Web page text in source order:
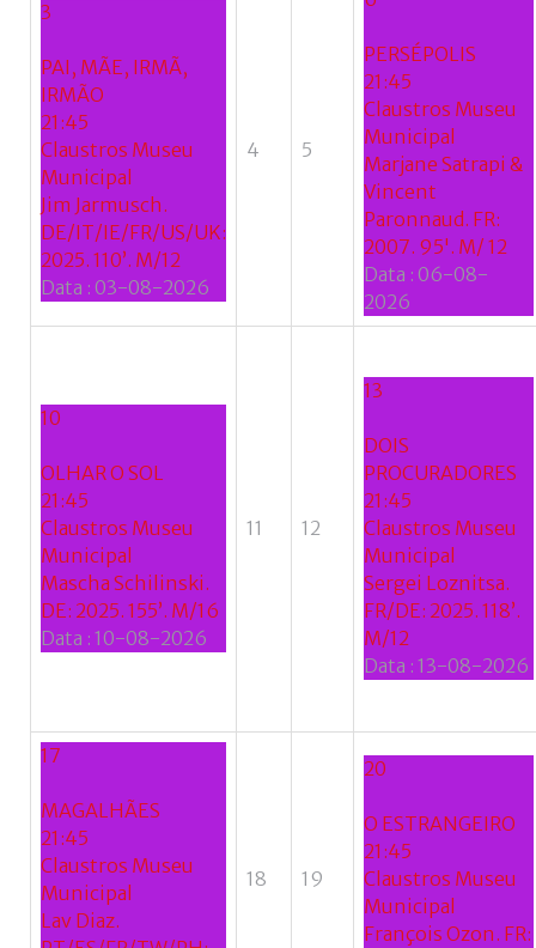
3
PAI, MÃE, IRMÃ,
IRMÃO
21:45
Claustros Museu
Municipal
Jim Jarmusch.
DE/IT/IE/FR/US/UK:
2025. 110’. M/12
Data : 03-08-2026
4 5
PERSÉPOLIS
21:45
Claustros Museu
Municipal
Marjane Satrapi &
Vincent
Paronnaud. FR:
2007. 95'. M/ 12
Data : 06-08-
2026
10
OLHAR O SOL
21:45
Claustros Museu
Municipal
Mascha Schilinski.
DE: 2025. 155’. M/16
Data : 10-08-2026
11 12
13
DOIS
PROCURADORES
21:45
Claustros Museu
Municipal
Sergei Loznitsa.
FR/DE: 2025. 118’.
M/12
Data : 13-08-2026
17
MAGALHÃES
21:45
Claustros Museu
Municipal
Lav Diaz.
18 19
20
O ESTRANGEIRO
21:45
Claustros Museu
Municipal
François Ozon. FR: